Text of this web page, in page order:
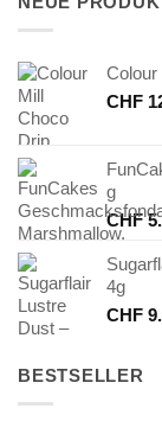
Colour
CHF
g
CHF
4g
CHF
BESTSELLER